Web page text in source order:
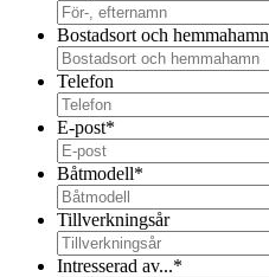
Bostadsort och hemmahamn
Telefon
E-post*
Båtmodell*
Tillverkningsår
Intresserad av...*